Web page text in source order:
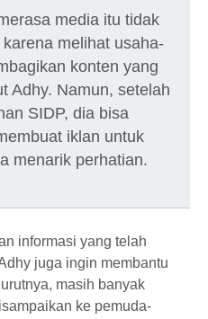
media itu tidak
melihat usaha-
konten yang
Adhy. Namun, setelah
SIDP, dia bisa
iklan untuk
menarik perhatian.
informasi yang telah
juga ingin membantu
masih banyak
ke pemuda-